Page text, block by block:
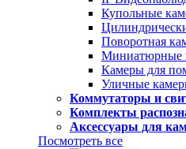
Купольные
Поворотная
Миниатюрные
Камеры для
Уличные
Коммутаторы и
Комплекты
Аксессуары для
Посмотреть все